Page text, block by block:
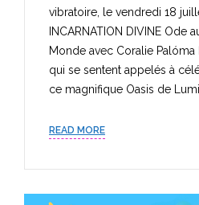
vibratoire, le vendredi 18
INCARNATION DIVINE Ode
Monde avec Coralie Palóma
qui se sentent appelés à
ce magnifique Oasis de
READ MORE